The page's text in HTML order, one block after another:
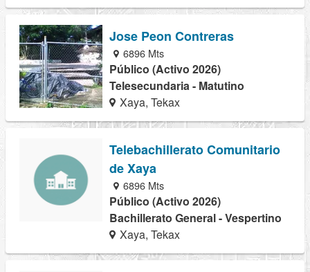
Jose Peon Contreras
6896 Mts
Público (Activo 2026)
Telesecundaria - Matutino
Xaya, Tekax
Telebachillerato Comunitario
de Xaya
6896 Mts
Público (Activo 2026)
Bachillerato General - Vespertino
Xaya, Tekax